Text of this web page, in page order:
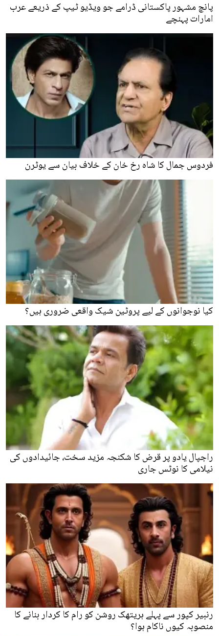
پانچ مشہور پاکستانی ڈرامے جو ویڈیو ٹیپ کے ذریعے عرب
امارات پہنچے
فردوس جمال کا شاہ رخ خان کے خلاف بیان سے یوٹرن
کیا نوجوانوں کے لیے پروٹین شیک واقعی ضروری ہیں؟
راجپال یادو پر قرض کا شکنجہ مزید سخت، جائیدادوں کی
نیلامی کا نوٹس جاری
رنبیر کپور سے پہلے ہریتھک روشن کو رام کا کردار بنانے کا
منصوبہ کیوں ناکام ہوا؟